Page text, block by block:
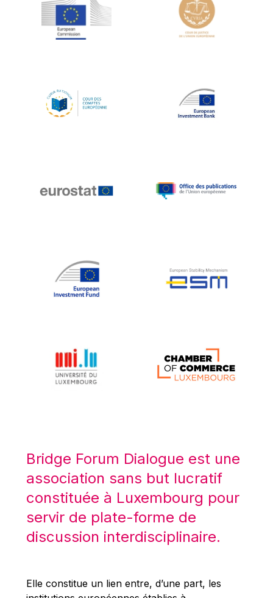
Jean-Louis Schiltz
Jean-Victor Louis
Johnny Åkerholm
Katharien L.C. Hunt
Klaus-Heiner Lehne
Koen LENAERTS
Lars Heikensten
Lucas Papademos
Máire Geoghegan-Quinn
Mario Centeno
Mario Monti
Maroš ŠEFČOVIČ
Martin Bailey
Martine Reicherts
Michael Sohlman
Bridge Forum Dialogue est une
association sans but lucratif
constituée à Luxembourg pour
servir de plate-forme de
discussion interdisciplinaire.
Elle constitue un lien entre, d’une part, les